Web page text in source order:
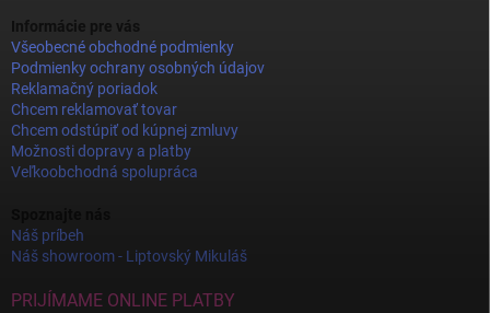
Informácie pre vás
Všeobecné obchodné podmienky
Podmienky ochrany osobných údajov
Reklamačný poriadok
Chcem reklamovať tovar
Chcem odstúpiť od kúpnej zmluvy
Možnosti dopravy a platby
Veľkoobchodná spolupráca
Náš príbeh
Náš showroom - Liptovský Mikuláš
PRIJÍMAME ONLINE PLATBY